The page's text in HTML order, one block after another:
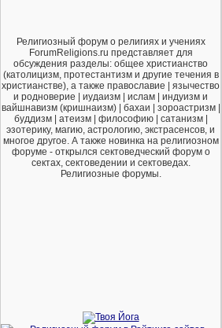
Религиозный форум о религиях и учениях
ForumReligions.ru представляет для
обсуждения разделы: общее христианство
(католицизм, протестантизм и другие течения в
христианстве), а также православие | язычество
и родноверие | иудаизм | ислам | индуизм и
вайшнавизм (кришнаизм) | бахаи | зороастризм |
буддизм | атеизм | философию | сатанизм |
эзотерику, магию, астрологию, экстрасенсов, и
многое другое. А также новинка на религиозном
форуме - открылся сектоведческий форум о
сектах, сектоведении и сектоведах.
Религиозные форумы.